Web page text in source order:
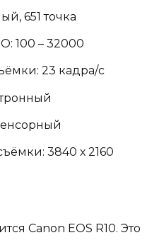
651 точка
100 – 32000
23 кадра/с
3840 х 2160
Canon EOS R10. Это